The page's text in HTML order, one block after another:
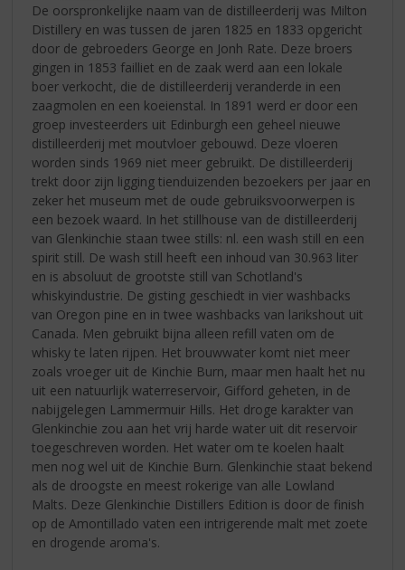
De oorspronkelijke naam van de distilleerderij was Milton
Distillery en was tussen de jaren 1825 en 1833 opgericht
door de gebroeders George en Jonh Rate. Deze broers
gingen in 1853 failliet en de zaak werd aan een lokale
boer verkocht, die de distilleerderij veranderde in een
zaagmolen en een koeienstal. In 1891 werd er door een
groep investeerders uit Edinburgh een geheel nieuwe
distilleerderij met moutvloer gebouwd. Deze vloeren
worden sinds 1969 niet meer gebruikt. De distilleerderij
trekt door zijn ligging tienduizenden bezoekers per jaar en
zeker het museum met de oude gebruiksvoorwerpen is
een bezoek waard. In het stillhouse van de distilleerderij
van Glenkinchie staan twee stills: nl. een wash still en een
spirit still. De wash still heeft een inhoud van 30.963 liter
en is absoluut de grootste still van Schotland's
whiskyindustrie. De gisting geschiedt in vier washbacks
van Oregon pine en in twee washbacks van larikshout uit
Canada. Men gebruikt bijna alleen refill vaten om de
whisky te laten rijpen. Het brouwwater komt niet meer
zoals vroeger uit de Kinchie Burn, maar men haalt het nu
uit een natuurlijk waterreservoir, Gifford geheten, in de
nabijgelegen Lammermuir Hills. Het droge karakter van
Glenkinchie zou aan het vrij harde water uit dit reservoir
toegeschreven worden. Het water om te koelen haalt
men nog wel uit de Kinchie Burn. Glenkinchie staat bekend
als de droogste en meest rokerige van alle Lowland
Malts. Deze Glenkinchie Distillers Edition is door de finish
op de Amontillado vaten een intrigerende malt met zoete
en drogende aroma's.